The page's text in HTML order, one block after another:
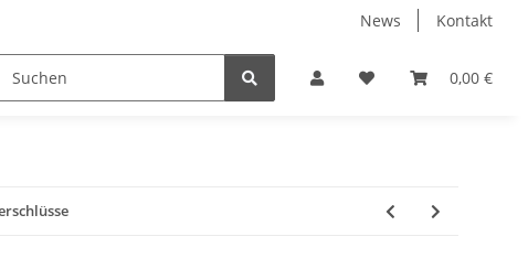
News Kontakt
0,00 €
Belüftung & Entlüftung